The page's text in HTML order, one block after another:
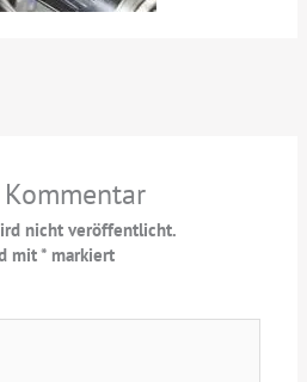
nicht veröffentlicht.
mit* markiert